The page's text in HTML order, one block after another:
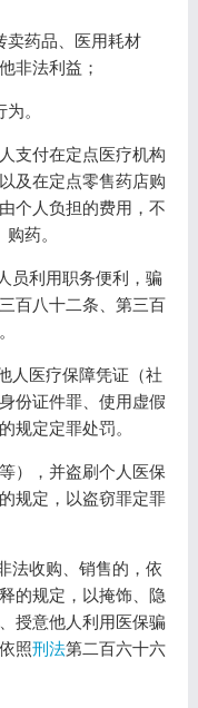
卖药品、医用耗材
非法利益；
。
支付在定点医疗机构
及在定点零售药店购
个人负担的费用，不
药。
员利用职务便利，骗
百八十二条、第三百
人医疗保障凭证（社
份证件罪、使用虚假
规定定罪处罚。
），并盗刷个人医保
规定，以盗窃罪定罪
法收购、销售的，依
的规定，以掩饰、隐
授意他人利用医保骗
照刑法第二百六十六